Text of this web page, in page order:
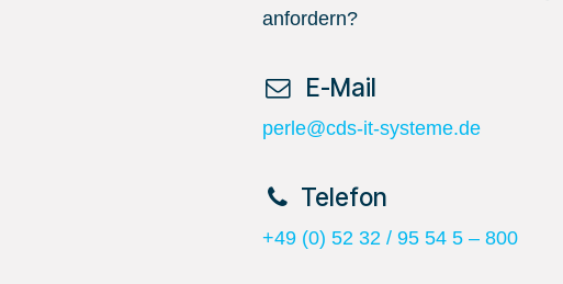
anfordern?
​ E-Mail
perle@cds-it-systeme.de
​Telefon
+49 (0) 52 32 / 95 54 5 – 800